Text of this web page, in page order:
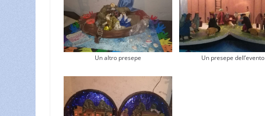
Un altro presepe Un presepe dell’evento